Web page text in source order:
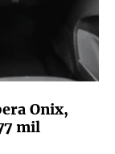
Onix,
mil